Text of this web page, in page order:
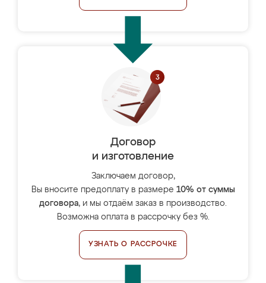
Договор
и изготовление
Заключаем договор,
Вы вносите предоплату в размере 10% от суммы
договора, и мы отдаём заказ в производство.
Возможна оплата в рассрочку без %.
УЗНАТЬ О РАССРОЧКЕ